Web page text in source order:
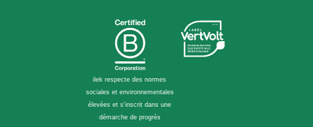
ilek respecte des normes
sociales et environnementales
élevées et s'inscrit dans une
démarche de progrès